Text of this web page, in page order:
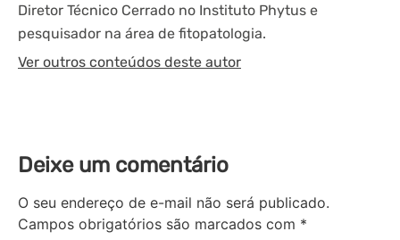
Diretor Técnico Cerrado no Instituto Phytus e
pesquisador na área de fitopatologia.
Ver outros conteúdos deste autor
Deixe um comentário
O seu endereço de e-mail não será publicado.
Campos obrigatórios são marcados com *